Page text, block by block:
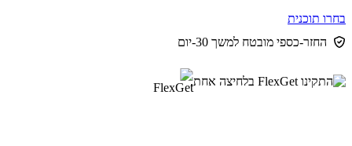
בחרו תוכנית
החזר-כספי מובטח למשך 30-יום